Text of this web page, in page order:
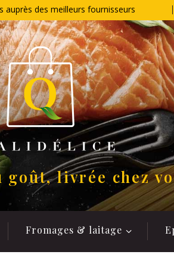
auprès des meilleurs fournisseurs
goût, livrée chez
Fromages & laitage